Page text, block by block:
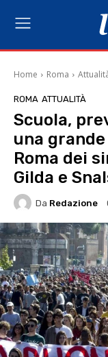
Home Roma
ROMA ATTUALITÀ
Scuola,
una
Roma dei
Gilda e
Da Redazione